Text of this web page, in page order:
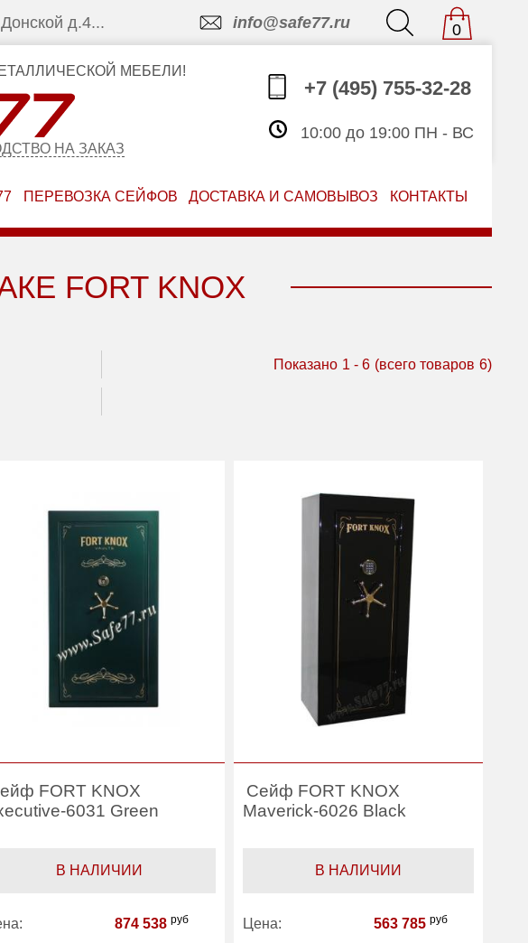
д.4... info@safe77.ru 0
МЕБЕЛИ!
НА ЗАКАЗ
+7 (495) 755-32-28
10:00 до 19:00 ПН - ВС
ПЕРЕВОЗКА СЕЙФОВ ДОСТАВКА И САМОВЫВОЗ КОНТАКТЫ
FORT KNOX
Показано 1 - 6 (всего товаров 6)
FORT KNOX
6031 Green
В НАЛИЧИИ
874 538 руб
Сейф FORT KNOX
Maverick-6026 Black
В НАЛИЧИИ
Цена: 563 785 руб